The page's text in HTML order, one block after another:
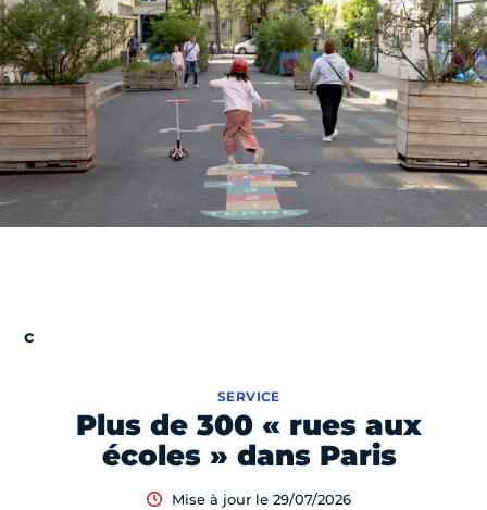
Plus de 300 « rues aux
écoles » dans Paris
SERVICE
Mise à jour le 29/07/2026